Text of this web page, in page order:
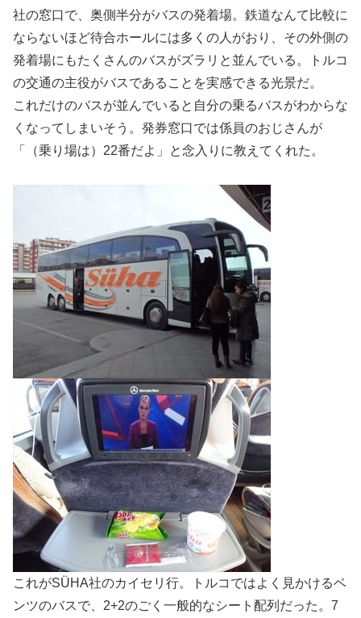
社の窓口で、奥側半分がバスの発着場。鉄道なんて比較に
ならないほど待合ホールには多くの人がおり、その外側の
発着場にもたくさんのバスがズラリと並んでいる。トルコ
の交通の主役がバスであることを実感できる光景だ。
これだけのバスが並んでいると自分の乗るバスがわからな
くなってしまいそう。発券窓口では係員のおじさんが
「（乗り場は）22番だよ」と念入りに教えてくれた。
これがSÜHA社のカイセリ行。トルコではよく見かけるベ
ンツのバスで、2+2のごく一般的なシート配列だった。7